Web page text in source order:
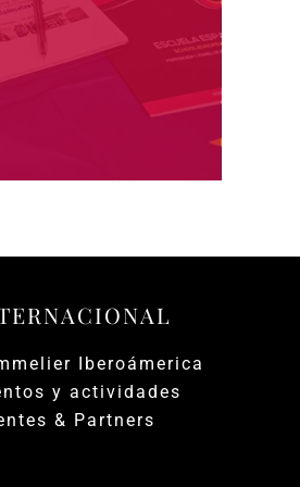
Iberoámerica
y actividades
& Partners